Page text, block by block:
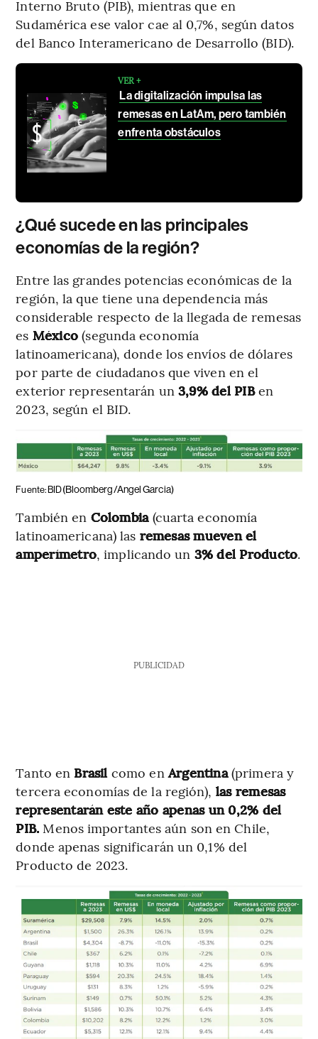
Interno Bruto (PIB), mientras que en
Sudamérica ese valor cae al 0,7%, según datos
del Banco Interamericano de Desarrollo (BID).
VER +
La digitalización impulsa las
remesas en LatAm, pero también
enfrenta obstáculos
¿Qué sucede en las principales
economías de la región?
Entre las grandes potencias económicas de la
región, la que tiene una dependencia más
considerable respecto de la llegada de remesas
es México(segunda economía
latinoamericana), donde los envíos de dólares
por parte de ciudadanos que viven en el
exterior representarán un 3,9% del PIBen
2023, según el BID.
Fuente: BID(Bloomberg/Angel Garcia)
También en Colombia (cuarta economía
latinoamericana) las remesas mueven el
amperímetro, implicando un 3% del Producto.
PUBLICIDAD
Tanto en Brasil como enArgentina(primera y
tercera economías de la región), las remesas
representarán este año apenas un 0,2% del
PIB. Menos importantes aún son en Chile,
donde apenas significarán un 0,1% del
Producto de 2023.